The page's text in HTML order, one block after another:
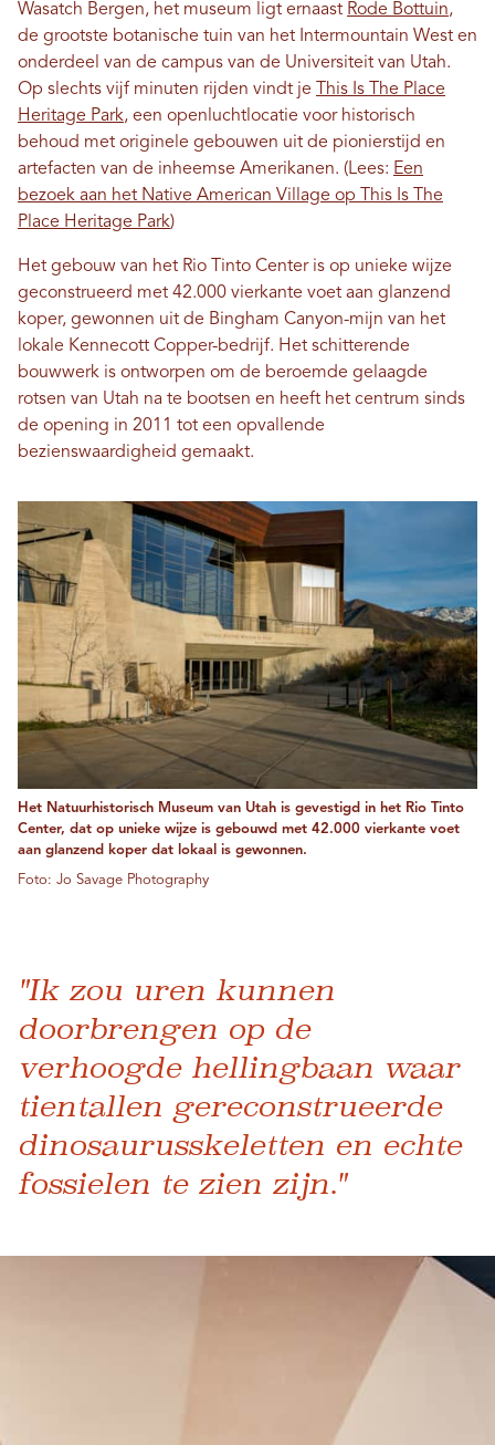
Wasatch Bergen, het museum ligt ernaast Rode Bottuin,
de grootste botanische tuin van het Intermountain West en
onderdeel van de campus van de Universiteit van Utah.
Op slechts vijf minuten rijden vindt je
This Is The Place
Heritage Park, een openluchtlocatie voor historisch
behoud met originele gebouwen uit de pionierstijd en
artefacten van de inheemse Amerikanen. (Lees: Een
bezoek aan het Native American Village op This Is The
Place Heritage Park)
Het gebouw van het Rio Tinto Center is op unieke wijze
geconstrueerd met 42.000 vierkante voet aan glanzend
koper, gewonnen uit de Bingham Canyon-mijn van het
lokale Kennecott Copper-bedrijf. Het schitterende
bouwwerk is ontworpen om de beroemde gelaagde
rotsen van Utah na te bootsen en heeft het centrum sinds
de opening in 2011 tot een opvallende
bezienswaardigheid gemaakt.
Het Natuurhistorisch Museum van Utah is gevestigd in het Rio Tinto
Center, dat op unieke wijze is gebouwd met 42.000 vierkante voet
aan glanzend koper dat lokaal is gewonnen.
Foto: Jo Savage Photography
"Ik zou uren kunnen
doorbrengen op de
verhoogde hellingbaan waar
tientallen gereconstrueerde
dinosaurusskeletten en echte
fossielen te zien zijn."